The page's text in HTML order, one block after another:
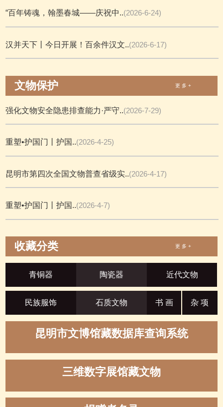
“百年铸魂，翰墨春城——庆祝中..(2026-6-24)
汉并天下丨今日开展！百余件汉文..(2026-6-17)
文物保护 更 多 +
强化文物安全隐患排查能力·严守..(2026-7-29)
重塑•护国门丨护国..(2026-4-25)
昆明市第四次全国文物普查省级实..(2026-4-17)
重塑•护国门丨护国..(2026-4-7)
收藏分类 更 多 +
青铜器 陶瓷器 近代文物
民族服饰 石质文物 书 画 杂 项
昆明市文博馆藏数据库查询系统
三维数字展馆藏文物